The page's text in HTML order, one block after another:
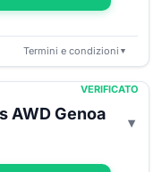
Termini e condizioni ▼
VERIFICATO
AWD Genoa